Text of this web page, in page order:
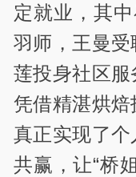
定就业，其
羽师，王曼
莲投身社区
凭借精湛烘焙
真正实现了个
共赢，让“桥